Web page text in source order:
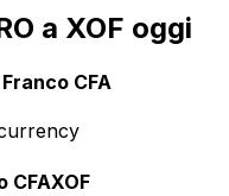
a XOF oggi
CFA
CFAXOF